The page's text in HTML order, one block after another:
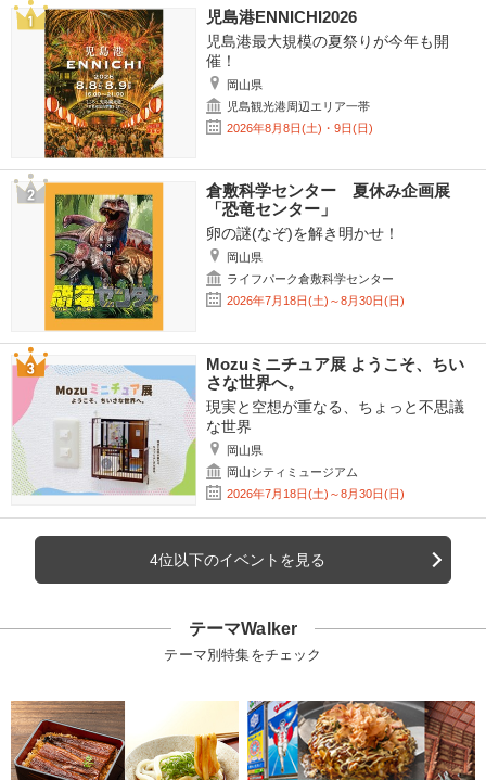
児島港ENNICHI2026
児島港最大規模の夏祭りが今年も開
催！
岡山県
児島観光港周辺エリア一帯
2026年8月8日(土)・9日(日)
倉敷科学センター 夏休み企画展
「恐竜センター」
卵の謎(なぞ)を解き明かせ！
岡山県
ライフパーク倉敷科学センター
2026年7月18日(土)～8月30日(日)
Mozuミニチュア展 ようこそ、ちい
さな世界へ。
現実と空想が重なる、ちょっと不思議
な世界
岡山県
岡山シティミュージアム
2026年7月18日(土)～8月30日(日)
4位以下のイベントを見る
テーマWalker
テーマ別特集をチェック